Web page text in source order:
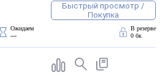
Быстрый просмотр /
Покупка
Ожидаем
—
В резерве
0 бк